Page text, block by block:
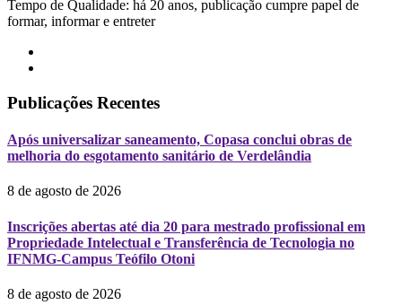
Tempo de Qualidade: há 20 anos, publicação cumpre papel de
formar, informar e entreter
Publicações Recentes
Após universalizar saneamento, Copasa conclui obras de
melhoria do esgotamento sanitário de Verdelândia
8 de agosto de 2026
Inscrições abertas até dia 20 para mestrado profissional em
Propriedade Intelectual e Transferência de Tecnologia no
IFNMG-Campus Teófilo Otoni
8 de agosto de 2026